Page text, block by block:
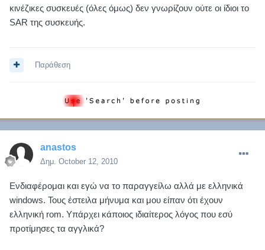
κινέζικες συσκευές (όλες όμως) δεν γνωρίζουν ούτε οι ίδιοι το
SAR της συσκευής.
Παράθεση
anastos
Δημ. October 12, 2010
Ενδιαφέρομαι και εγώ να το παραγγείλω αλλά με ελληνικά
windows. Τους έστειλα μήνυμα και μου είπαν ότι έχουν
ελληνική rom. Υπάρχει κάποιος ιδιαίτερος λόγος που εσύ
προτίμησες τα αγγλικά?